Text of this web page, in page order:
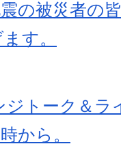
の被災者の
す。
ジトーク＆
から。